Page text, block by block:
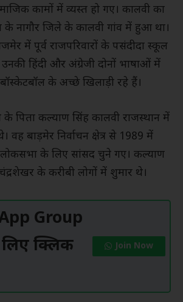
कामों में व्यस्त हो गए। कालवी का
के नागौर जिले के कालवी गांव में हुआ था।
में पूर्व राजपरिवारों के पसंदीदा स्कूल
हिंदी और अंग्रेजी दोनों भाषाओं में
के अच्छे खिलाड़ी रहे हैं।
के पिता कल्याण सिंह कालवी राजस्थान में
बाड़मेर निर्वाचन क्षेत्र से 1989 में
के लिए सांसद चुने गए। कल्याण
चंद्रशेखर के करीबी लोगों में शुमार थे।
Group
क्लिक
Join Now